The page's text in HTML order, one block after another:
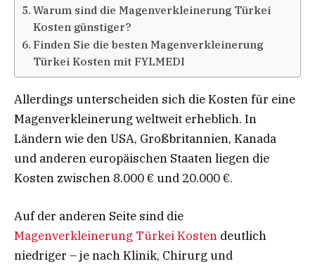
Warum sind die Magenverkleinerung Türkei
Kosten günstiger?
Finden Sie die besten Magenverkleinerung
Türkei Kosten mit FYLMEDI
Allerdings unterscheiden sich die Kosten für eine
Magenverkleinerung weltweit erheblich. In
Ländern wie den USA, Großbritannien, Kanada
und anderen europäischen Staaten liegen die
Kosten zwischen 8.000 € und 20.000 €.
Auf der anderen Seite sind die
Magenverkleinerung Türkei Kosten deutlich
niedriger – je nach Klinik, Chirurg und